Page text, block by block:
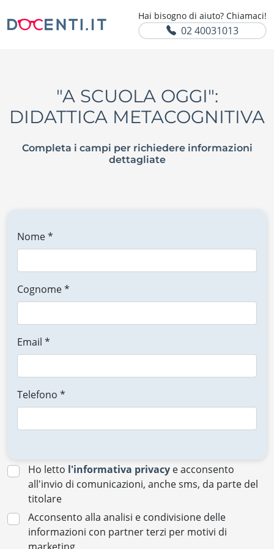
Hai bisogno di aiuto? Chiamaci!
02 40031013
"A SCUOLA OGGI":
DIDATTICA METACOGNITIVA
Completa i campi per richiedere informazioni
dettagliate
Nome *
Cognome *
Email *
Telefono *
Ho letto l'informativa privacy e acconsento
all'invio di comunicazioni, anche sms, da parte del
titolare
Acconsento alla analisi e condivisione delle
informazioni con partner terzi per motivi di